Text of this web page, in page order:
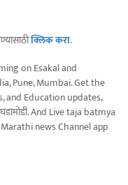
क्लिक करा.
on Esakal and
Pune, Mumbai. Get the
and Education updates,
घडामोडी. And Live taja batmya
news Channel app